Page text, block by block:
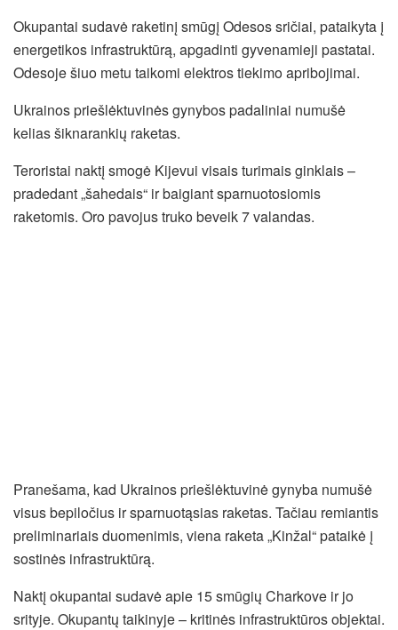
Okupantai sudavė raketinį smūgį Odesos sričiai, pataikyta į
energetikos infrastruktūrą, apgadinti gyvenamieji pastatai.
Odesoje šiuo metu taikomi elektros tiekimo apribojimai.
Ukrainos priešlėktuvinės gynybos padaliniai numušė
kelias šiknarankių raketas.
Teroristai naktį smogė Kijevui visais turimais ginklais –
pradedant „šahedais“ ir baigiant sparnuotosiomis
raketomis. Oro pavojus truko beveik 7 valandas.
Pranešama, kad Ukrainos priešlėktuvinė gynyba numušė
visus bepiločius ir sparnuotąsias raketas. Tačiau remiantis
preliminariais duomenimis, viena raketa „Kinžal“ pataikė į
sostinės infrastruktūrą.
Naktį okupantai sudavė apie 15 smūgių Charkove ir jo
srityje. Okupantų taikinyje – kritinės infrastruktūros objektai.